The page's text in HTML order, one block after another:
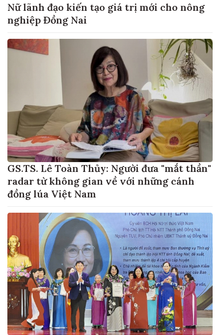
Nữ lãnh đạo kiến tạo giá trị mới cho nông
nghiệp Đồng Nai
GS.TS. Lê Toàn Thủy: Người đưa "mắt thần"
radar từ không gian về với những cánh
đồng lúa Việt Nam